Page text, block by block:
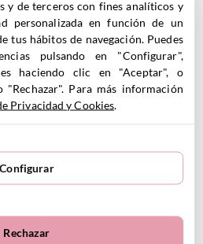
10.99€
VER PRODUCTO
París
10.99
y de terceros con fines analíticos y
personalizada en función de un
tus hábitos de navegación. Puedes
pulsando en "Configurar",
haciendo clic en "Aceptar", o
"Rechazar". Para más información
Privacidad y Cookies
Configurar
Rechazar